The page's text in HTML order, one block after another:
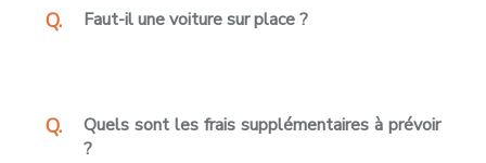
Faut-il une voiture sur place ?
Quels sont les frais supplémentaires à prévoir
?